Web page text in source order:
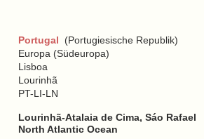
Portugal (Portugiesische Republik)
Europa (Südeuropa)
Lisboa
Lourinhã
PT-LI-LN
Lourinhã-Atalaia de Cima, Sáo Rafael
North Atlantic Ocean